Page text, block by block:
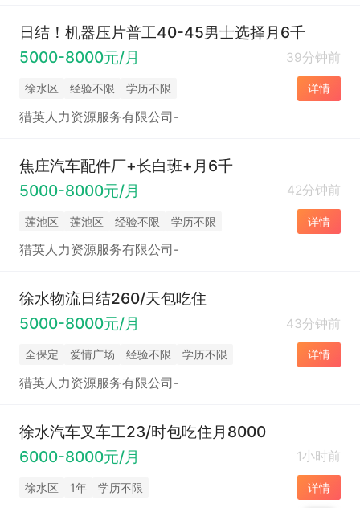
日结！机器压片普工40-45男士选择月6千
5000-8000元/月
39分钟前
徐水区 经验不限 学历不限 详情
猎英人力资源服务有限公司-
焦庄汽车配件厂+长白班+月6千
5000-8000元/月
42分钟前
莲池区 莲池区 经验不限 学历不限 详情
猎英人力资源服务有限公司-
徐水物流日结260/天包吃住
5000-8000元/月
43分钟前
全保定 爱情广场 经验不限 学历不限 详情
猎英人力资源服务有限公司-
徐水汽车叉车工23/时包吃住月8000
6000-8000元/月
1小时前
徐水区 1年 学历不限 详情